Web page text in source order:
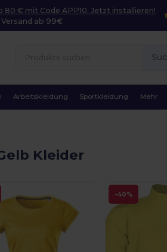
80 € mit Code APP10. Jetzt installieren!
Versand ab 99€
Arbeitskleidung Sportkleidung Mehr
Kleider
-40%